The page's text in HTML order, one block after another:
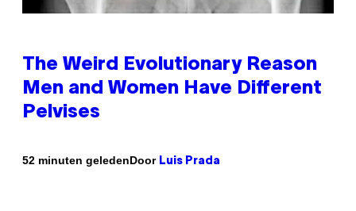
The Weird Evolutionary Reason
Men and Women Have Different
Pelvises
52 minuten geledenDoor Luis Prada